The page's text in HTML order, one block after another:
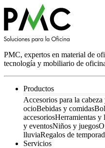
PMC, expertos en material de
tecnología y mobiliario de
Productos
Accesorios para la
ocioBebidas y comidas
accesoriosHerramientas y
y eventosNiños y juegos
lluviaRegalos de
Servicios